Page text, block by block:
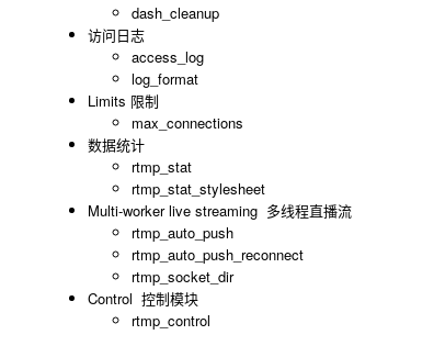
dash_cleanup
访问日志
access_log
log_format
Limits 限制
max_connections
数据统计
rtmp_stat
rtmp_stat_stylesheet
Multi-worker live streaming 多线程直播流
rtmp_auto_push
rtmp_auto_push_reconnect
rtmp_socket_dir
Control 控制模块
rtmp_control